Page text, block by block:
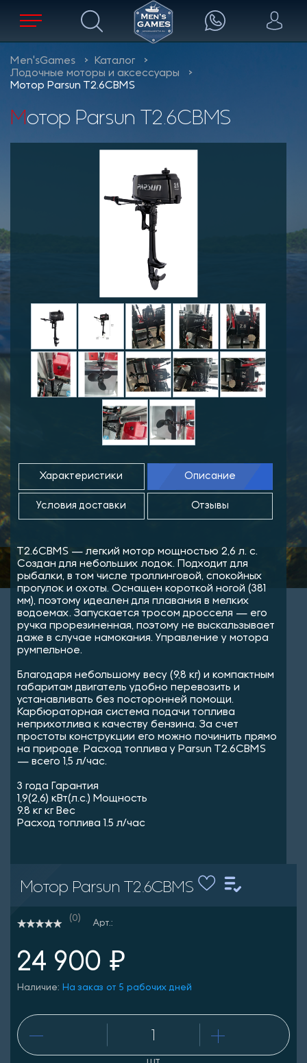
Men'sGames
Каталог
Лодочные моторы и аксессуары
Мотор Parsun T2.6CBMS
Мотор Parsun T2.6CBMS
Характеристики Описание
Условия доставки Отзывы
T2.6CBMS — легкий мотор мощностью 2,6 л. с.
Создан для небольших лодок. Подходит для
рыбалки, в том числе троллинговой, спокойных
прогулок и охоты. Оснащен короткой ногой (381
мм), поэтому идеален для плавания в мелких
водоемах. Запускается тросом дросселя — его
ручка прорезиненная, поэтому не выскальзывает
даже в случае намокания. Управление у мотора
румпельное.
Благодаря небольшому весу (9,8 кг) и компактным
габаритам двигатель удобно перевозить и
устанавливать без посторонней помощи.
Карбюраторная система подачи топлива
неприхотлива к качеству бензина. За счет
простоты конструкции его можно починить прямо
на природе. Расход топлива у Parsun T2.6CBMS
— всего 1,5 л/час.
3 года Гарантия
1,9(2,6) кВт(л.с.) Мощность
9.8 кг кг Вес
Расход топлива 1.5 л/час
Мотор Parsun T2.6CBMS
(0)
Арт.:
24 900 ₽
Наличие: На заказ от 5 рабочих дней